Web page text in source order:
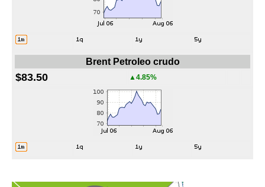
Brent Petroleo crudo
$83.50 ▲4.85%